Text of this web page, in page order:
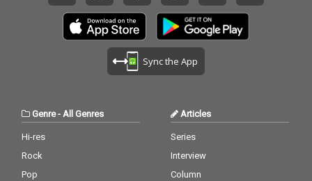
Sync the App
Genre- All Genres
Hi-res
Rock
Pop
Articles
Series
Interview
Column